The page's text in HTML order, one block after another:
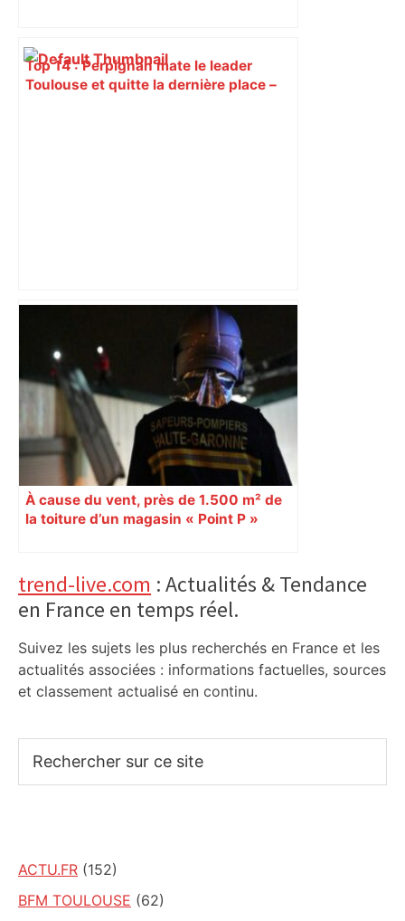
Top 14 : Perpignan mate le leader
Toulouse et quitte la dernière place –
DIRECT. Colère des agriculteurs :
mobilisation agricole à Toulouse ce
samedi, 113 vaches abattues en Ariège
– ladepeche.fr
À cause du vent, près de 1.500 m² de
la toiture d’un magasin « Point P »
Primary
Sidebar
trend-live.com : Actualités & Tendance
en France en temps réel.
Suivez les sujets les plus recherchés en France et les
actualités associées : informations factuelles, sources
et classement actualisé en continu.
sur
ACTU.FR (152)
BFM TOULOUSE (62)